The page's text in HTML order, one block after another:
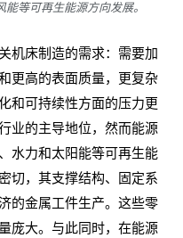
等可再生能源方向发展。
机床制造的需求：需要加
更高的表面质量，更复杂
和可持续性方面的压力更
业的主导地位，然而能源
水力和太阳能等可再生能
切，其支撑结构、固定系
的金属工件生产。这些零
庞大。与此同时，在能源